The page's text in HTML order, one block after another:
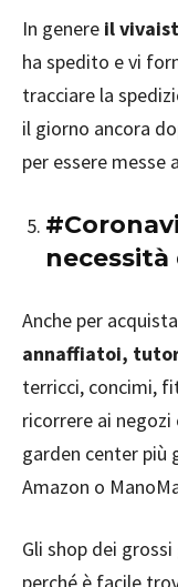
In genere il
ha spedito e vi
tracciare la
il giorno ancora
per essere messe
necessità
Anche per
annaffiatoi,
terricci, concimi,
ricorrere ai negozi
garden center più
Amazon o
Gli shop dei
perché è facile